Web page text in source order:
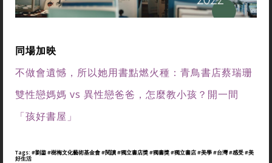
同場加映
不做會遺憾，所以她用書點燃火種：青鳥書店蔡瑞珊
雙性戀媽媽 vs 異性戀爸爸，怎麼教小孩？開一間
「孩好書屋」
Tags: #劉鋆#樹梅文化藝術基金會#閱讀#獨立書店獎#獨書獎#獨立書店#美學#台灣#感受#美
好生活